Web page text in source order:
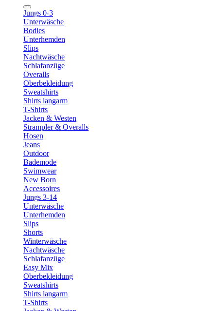
Jungs 0-3
Unterwäsche
Bodies
Unterhemden
Slips
Nachtwäsche
Schlafanzüge
Overalls
Oberbekleidung
Sweatshirts
Shirts langarm
T-Shirts
Jacken & Westen
Strampler & Overalls
Hosen
Jeans
Outdoor
Bademode
Swimwear
New Born
Accessoires
Jungs 3-14
Unterwäsche
Unterhemden
Slips
Shorts
Winterwäsche
Nachtwäsche
Schlafanzüge
Easy Mix
Oberbekleidung
Sweatshirts
Shirts langarm
T-Shirts